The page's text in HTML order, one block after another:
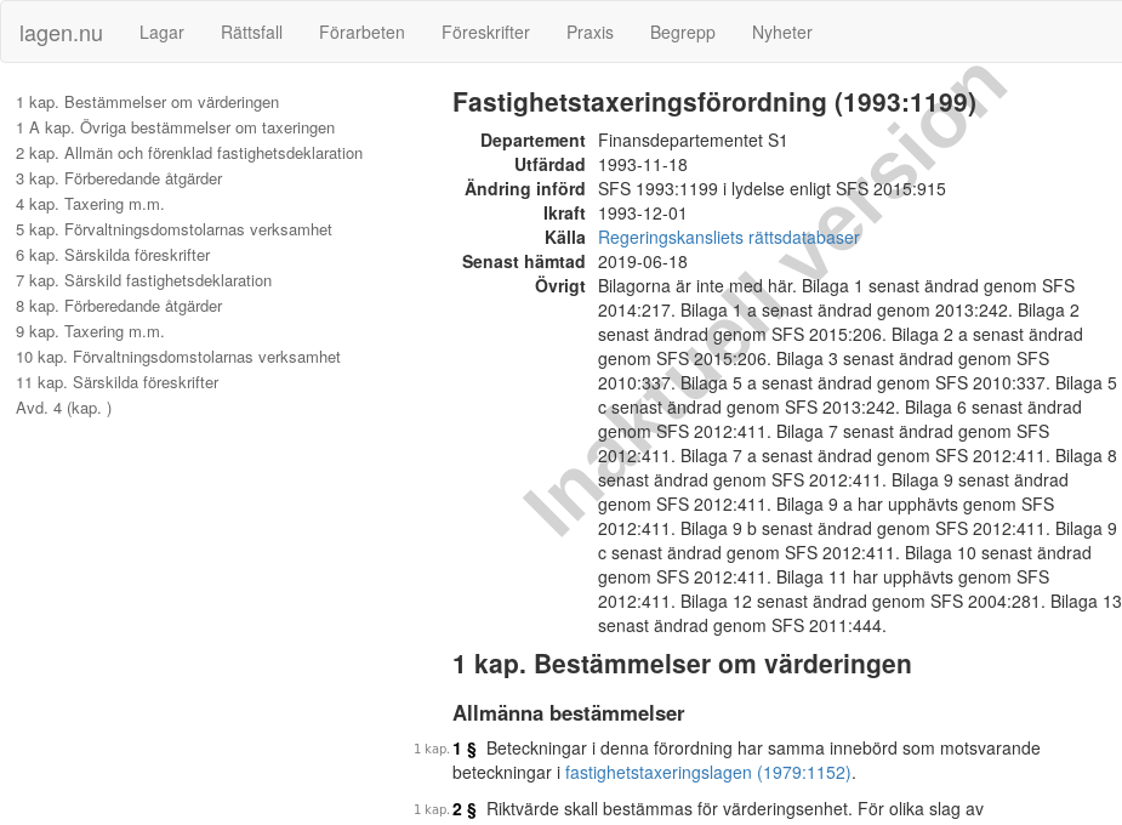
lagen.nu Lagar Rättsfall Förarbeten Föreskrifter Praxis Begrepp Nyheter
1 kap. Bestämmelser om värderingen
1 A kap. Övriga bestämmelser om taxeringen
2 kap. Allmän och förenklad fastighetsdeklaration
3 kap. Förberedande åtgärder
4 kap. Taxering m.m.
5 kap. Förvaltningsdomstolarnas verksamhet
6 kap. Särskilda föreskrifter
7 kap. Särskild fastighetsdeklaration
8 kap. Förberedande åtgärder
9 kap. Taxering m.m.
10 kap. Förvaltningsdomstolarnas verksamhet
11 kap. Särskilda föreskrifter
Avd. 4 (kap. )
Inaktuell version
Fastighetstaxeringsförordning (1993:1199)
Departement Finansdepartementet S1
Utfärdad 1993-11-18
Ändring införd SFS 1993:1199 i lydelse enligt SFS 2015:915
Ikraft 1993-12-01
Källa Regeringskansliets rättsdatabaser
Senast hämtad 2019-06-18
Övrigt Bilagorna är inte med här. Bilaga 1 senast ändrad genom SFS
2014:217. Bilaga 1 a senast ändrad genom 2013:242. Bilaga 2
senast ändrad genom SFS 2015:206. Bilaga 2 a senast ändrad
genom SFS 2015:206. Bilaga 3 senast ändrad genom SFS
2010:337. Bilaga 5 a senast ändrad genom SFS 2010:337. Bilaga 5
c senast ändrad genom SFS 2013:242. Bilaga 6 senast ändrad
genom SFS 2012:411. Bilaga 7 senast ändrad genom SFS
2012:411. Bilaga 7 a senast ändrad genom SFS 2012:411. Bilaga 8
senast ändrad genom SFS 2012:411. Bilaga 9 senast ändrad
genom SFS 2012:411. Bilaga 9 a har upphävts genom SFS
2012:411. Bilaga 9 b senast ändrad genom SFS 2012:411. Bilaga 9
c senast ändrad genom SFS 2012:411. Bilaga 10 senast ändrad
genom SFS 2012:411. Bilaga 11 har upphävts genom SFS
2012:411. Bilaga 12 senast ändrad genom SFS 2004:281. Bilaga 13
senast ändrad genom SFS 2011:444.
1 kap. Bestämmelser om värderingen
Allmänna bestämmelser
1 § Beteckningar i denna förordning har samma innebörd som motsvarande
beteckningar i fastighetstaxeringslagen (1979:1152).
2 § Riktvärde skall bestämmas för värderingsenhet. För olika slag av